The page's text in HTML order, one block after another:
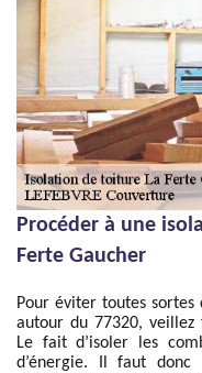
Procéder à une
Ferte Gaucher
Pour éviter toutes
autour du 77320,
Le fait d’isoler les
d’énergie. Il faut donc